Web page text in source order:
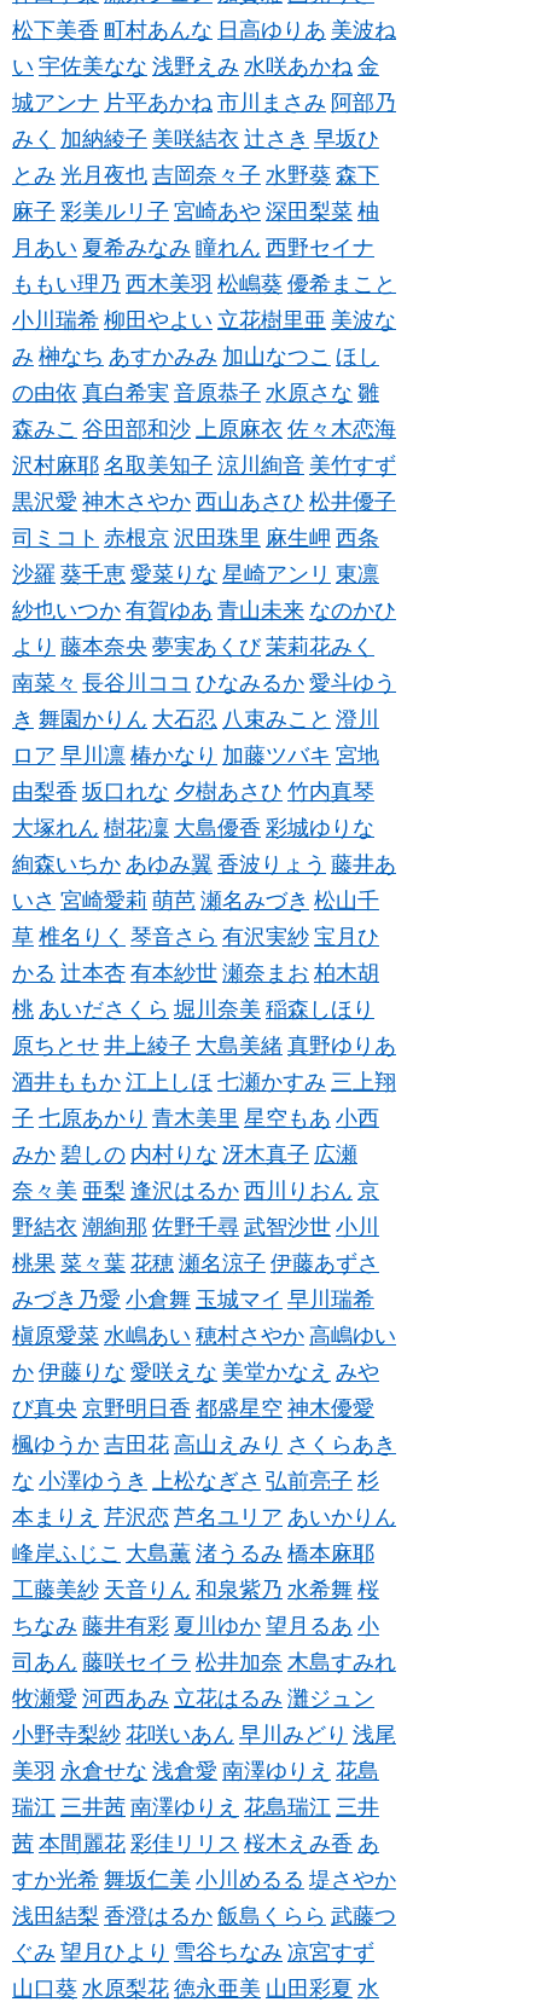
松下美香 町村あんな 日高ゆりあ 美波ね
い 宇佐美なな 浅野えみ 水咲あかね 金
城アンナ 片平あかね 市川まさみ 阿部乃
みく 加納綾子 美咲結衣 辻さき 早坂ひ
とみ 光月夜也 吉岡奈々子 水野葵 森下
麻子 彩美ルリ子 宮崎あや 深田梨菜 柚
月あい 夏希みなみ 瞳れん 西野セイナ
ももい理乃 西木美羽 松嶋葵 優希まこと
小川瑞希 柳田やよい 立花樹里亜 美波な
み 榊なち あすかみみ 加山なつこ ほし
の由依 真白希実 音原恭子 水原さな 雛
森みこ 谷田部和沙 上原麻衣 佐々木恋海
沢村麻耶 名取美知子 涼川絢音 美竹すず
黒沢愛 神木さやか 西山あさひ 松井優子
司ミコト 赤根京 沢田珠里 麻生岬 西条
沙羅 葵千恵 愛菜りな 星崎アンリ 東凛
紗也いつか 有賀ゆあ 青山未来 なのかひ
より 藤本奈央 夢実あくび 茉莉花みく
南菜々 長谷川ココ ひなみるか 愛斗ゆう
き 舞園かりん 大石忍 八束みこと 澄川
ロア 早川凛 椿かなり 加藤ツバキ 宮地
由梨香 坂口れな 夕樹あさひ 竹内真琴
大塚れん 樹花凜 大島優香 彩城ゆりな
絢森いちか あゆみ翼 香波りょう 藤井あ
いさ 宮崎愛莉 萌芭 瀬名みづき 松山千
草 椎名りく 琴音さら 有沢実紗 宝月ひ
かる 辻本杏 有本紗世 瀬奈まお 柏木胡
桃 あいださくら 堀川奈美 稲森しほり
原ちとせ 井上綾子 大島美緒 真野ゆりあ
酒井ももか 江上しほ 七瀬かすみ 三上翔
子 七原あかり 青木美里 星空もあ 小西
みか 碧しの 内村りな 冴木真子 広瀬
奈々美 亜梨 逢沢はるか 西川りおん 京
野結衣 潮絢那 佐野千尋 武智沙世 小川
桃果 菜々葉 花穂 瀬名涼子 伊藤あずさ
みづき乃愛 小倉舞 玉城マイ 早川瑞希
槇原愛菜 水嶋あい 穂村さやか 高嶋ゆい
か 伊藤りな 愛咲えな 美堂かなえ みや
び真央 京野明日香 都盛星空 神木優愛
楓ゆうか 吉田花 高山えみり さくらあき
な 小澤ゆうき 上松なぎさ 弘前亮子 杉
本まりえ 芹沢恋 芦名ユリア あいかりん
峰岸ふじこ 大島薫 渚うるみ 橋本麻耶
工藤美紗 天音りん 和泉紫乃 水希舞 桜
ちなみ 藤井有彩 夏川ゆか 望月るあ 小
司あん 藤咲セイラ 松井加奈 木島すみれ
牧瀬愛 河西あみ 立花はるみ 灘ジュン
小野寺梨紗 花咲いあん 早川みどり 浅尾
美羽 永倉せな 浅倉愛 南澤ゆりえ 花島
瑞江 三井茜 南澤ゆりえ 花島瑞江 三井
茜 本間麗花 彩佳リリス 桜木えみ香 あ
すか光希 舞坂仁美 小川めるる 堤さやか
浅田結梨 香澄はるか 飯島くらら 武藤つ
ぐみ 望月ひより 雪谷ちなみ 凉宮すず
山口葵 水原梨花 徳永亜美 山田彩夏 水